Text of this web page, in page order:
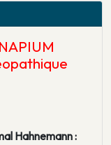
Hahnemann :